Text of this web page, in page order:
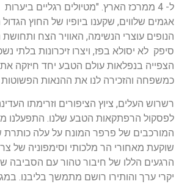
ל- 4 ממרכז הארץ. "מטיולים רגליים
אגמים שלווים, שקענו ביופיו של החוץ הגדול
הנופים עוצרי הנשימה, האוויר הצח
סיפק לא יסולא בפז, ויצרו זיכרונות בלתי
הצפייה בנפלאות עולם הטבע יחד חיזקה
כמשפחה והזכירה לנו את ההנאות הפשוטות
רשרוש העלים, ציוץ הציפורים וזרימתו
לפסקול הרפתקאות הטבע שלנו. התפעלנו
המורכבים של פרפר המונח על עלה
שוקעת מאחורי הר מלכותי וסימפוניה של
הרגעים הללו של חיבור טהור עם הסביבה
יקרי ערך והותירו רושם מתמשך בליבנו.